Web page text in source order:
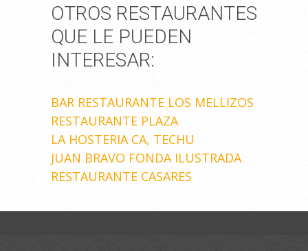
OTROS RESTAURANTES
QUE LE PUEDEN
INTERESAR:
BAR RESTAURANTE LOS MELLIZOS
RESTAURANTE PLAZA
LA HOSTERIA CA, TECHU
JUAN BRAVO FONDA ILUSTRADA
RESTAURANTE CASARES